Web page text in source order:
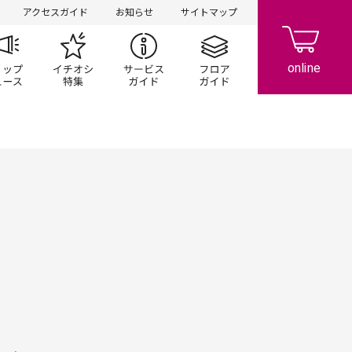
アクセスガイド お知らせ サイトマップ
ン
プ一覧 ショップニュースイチオシ特集 サービスガイドフロアガイド